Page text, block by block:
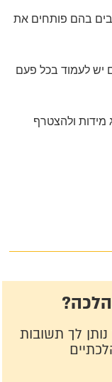
בהם פותחים את
לעמוד בכל פעם
ולהצטרף
לך תשובות